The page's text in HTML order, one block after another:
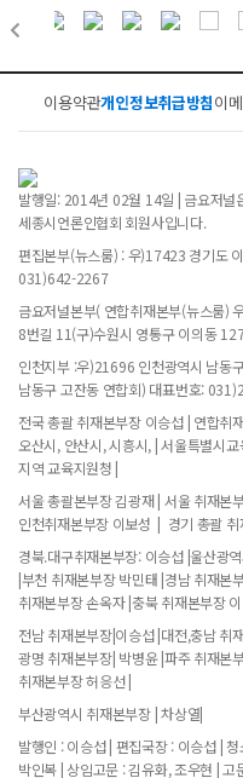
이용약관개인정보취급방침이
발행일: 2014년 02월 14일 | 금요저널
세종시언론인협회 회원사입니다.
편집본부(뉴스룸) : 우)17423 경기도
031)642-2267
금요저널본부( 연합취재본부(뉴스룸)
8번길 11(구)수원시 영통구 이의동
인천지부 :우)21696 인천광역시 남동
남동구 고잔동 연합회) 대표번호:
전국 총괄 취재본부장 이승섭 | 연합취
오산시, 안산시, 시흥시, | 서울특별시
지역 교육지원청 |
서울 총괄본부장 김광재 | 서울 취재본
인천취재본부장 이보성 | 경기 총괄
경북.대구취재본부장: 이승섭 |울산광
|부천 취재본부장 박민태 |경남 취재본
취재본부장 손옥자 |충북 취재본부장
전남 취재본부장|이승섭 |대전,충남 취
광명 취재본부장| 박병윤 |파주 취재본
취재본부장 허응선 |
부산광역시 취재본부장 | 차상열|
발행인 : 이승섭 | 편집국장 : 이승섭 |
박인복 | 상임고문 : 김유화, 조우현 |